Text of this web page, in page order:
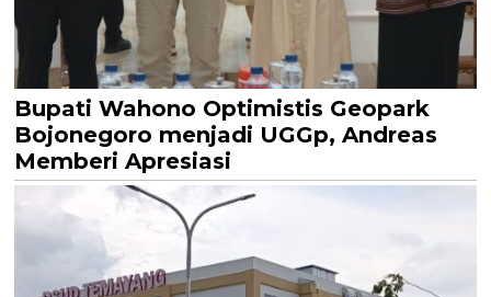
Bupati Wahono Optimistis Geopark
Bojonegoro menjadi UGGp, Andreas
Memberi Apresiasi